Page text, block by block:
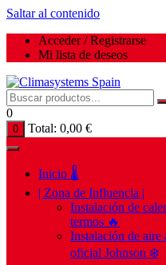
Saltar al contenido
Acceder / Registrarse
Mi lista de deseos
0
0 Total: 0,00 €
Inicio 🌡️
| Zona de Influencia |
Instalación de
termos 🔥
Instalación de
oficial Johnson ❄️